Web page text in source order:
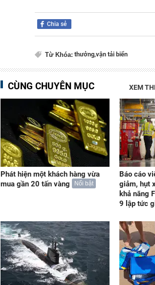
Chia sẻ
Từ Khóa: thưởng,vận tải biển
CÙNG CHUYÊN MỤC XEM
Phát hiện một khách hàng vừa
mua gần 20 tấn vàng
Nổi bật
Báo cáo
giảm, hụt
khả năng
9 lập tức